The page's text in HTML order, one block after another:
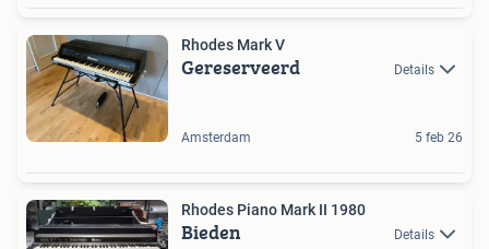
Rhodes Mark V
Gereserveerd Details
Amsterdam 5 feb 26
Rhodes Piano Mark II 1980
Bieden Details